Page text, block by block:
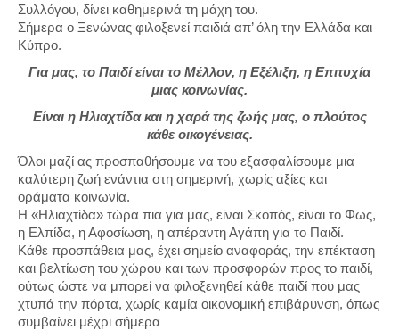
Συλλόγου, δίνει καθημερινά τη μάχη του.
Σήμερα ο Ξενώνας φιλοξενεί παιδιά απ’ όλη την Ελλάδα και
Κύπρο.
Για μας, το Παιδί είναι το Μέλλον, η Εξέλιξη, η Επιτυχία
μιας κοινωνίας.
Είναι η Ηλιαχτίδα και η χαρά της ζωής μας, ο πλούτος
κάθε οικογένειας.
Όλοι μαζί ας προσπαθήσουμε να του εξασφαλίσουμε μια
καλύτερη ζωή ενάντια στη σημερινή, χωρίς αξίες και
οράματα κοινωνία.
Η «Ηλιαχτίδα» τώρα πια για μας, είναι Σκοπός, είναι το Φως,
η Ελπίδα, η Αφοσίωση, η απέραντη Αγάπη για το Παιδί.
Κάθε προσπάθεια μας, έχει σημείο αναφοράς, την επέκταση
και βελτίωση του χώρου και των προσφορών προς το παιδί,
ούτως ώστε να μπορεί να φιλοξενηθεί κάθε παιδί που μας
χτυπά την πόρτα, χωρίς καμία οικονομική επιβάρυνση, όπως
συμβαίνει μέχρι σήμερα